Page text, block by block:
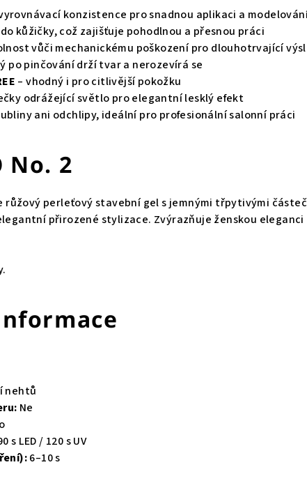
konzistence pro snadnou aplikaci a
kůžičky, což zajišťuje pohodlnou a přesnou práci
vůči mechanickému poškození pro dlouhotrvající
po pinčování drží tvar a nerozevírá se
– vhodný i pro citlivější pokožku
odrážející světlo pro elegantní lesklý efekt
ani odchlipy, ideální pro profesionální salonní práci
No. 2
růžový perleťový stavební gel s jemnými třpytivými
přirozené stylizace. Zvýrazňuje ženskou
nehtů
Ne
s LED / 120 s UV
6–10 s